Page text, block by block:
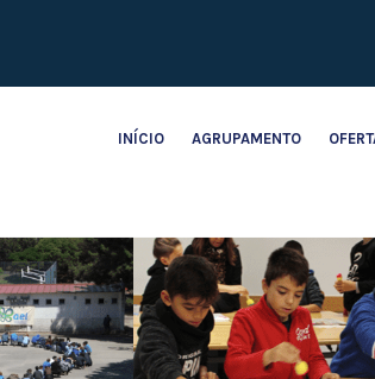
INÍCIO AGRUPAMENTO